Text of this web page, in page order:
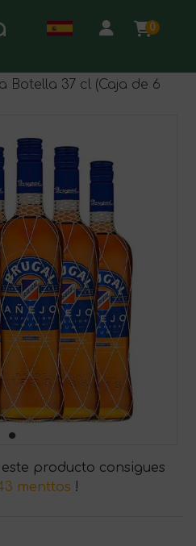
0
Botella 37 cl (Caja de 6
producto consigues
menttos !